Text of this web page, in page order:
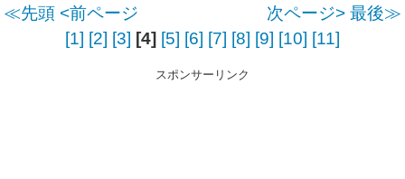
≪先頭 <前ページ 次ページ> 最後≫
[1] [2] [3] [4] [5] [6] [7] [8] [9] [10] [11]
スポンサーリンク